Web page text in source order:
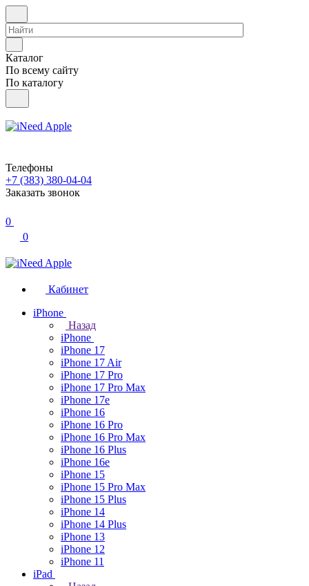
Каталог
По всему сайту
По каталогу
Телефоны
+7 (383) 380-04-04
Заказать звонок
0
0
Кабинет
iPhone
Назад
iPhone
iPhone 17
iPhone 17 Air
iPhone 17 Pro
iPhone 17 Pro Max
iPhone 17e
iPhone 16
iPhone 16 Pro
iPhone 16 Pro Max
iPhone 16 Plus
iPhone 16e
iPhone 15
iPhone 15 Pro Max
iPhone 15 Plus
iPhone 14
iPhone 14 Plus
iPhone 13
iPhone 12
iPhone 11
iPad